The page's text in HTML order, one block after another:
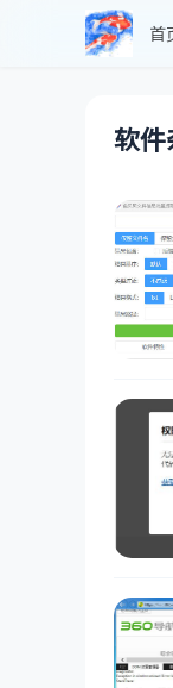
首
软